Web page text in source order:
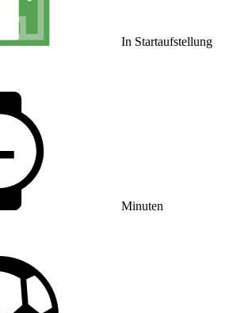
In Startaufstellung
Minuten